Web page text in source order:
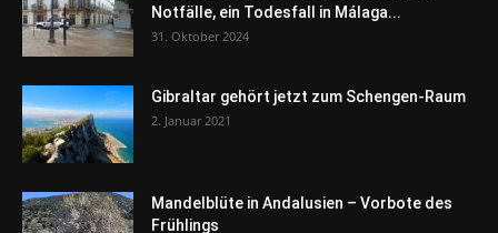
Notfälle, ein Todesfall in Málaga...
31. Oktober 2024
Gibraltar gehört jetzt zum Schengen-Raum
2. Januar 2021
Mandelblüte in Andalusien – Vorbote des
Frühlings